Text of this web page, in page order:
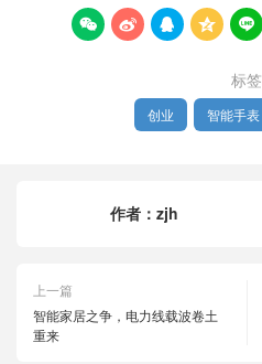
    
标签
创业 智能手表
作者： zjh
上一篇
智能家居之争，电力线载波卷土
重来